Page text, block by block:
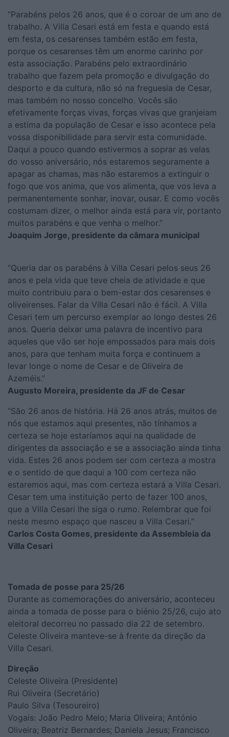
“Parabéns pelos 26 anos, que é o coroar de um ano de
trabalho. A Villa Cesari está em festa e quando está
em festa, os cesarenses também estão em festa,
porque os cesarenses têm um enorme carinho por
esta associação. Parabéns pelo extraordinário
trabalho que fazem pela promoção e divulgação do
desporto e da cultura, não só na freguesia de Cesar,
mas também no nosso concelho. Vocês são
efetivamente forças vivas, forças vivas que granjeiam
a estima da população de Cesar e isso acontece pela
vossa disponibilidade para servir esta comunidade.
Daqui a pouco quando estivermos a soprar as velas
do vosso aniversário, nós estaremos seguramente a
apagar as chamas, mas não estaremos a extinguir o
fogo que vos anima, que vos alimenta, que vos leva a
permanentemente sonhar, inovar, ousar. E como vocês
costumam dizer, o melhor ainda está para vir, portanto
muitos parabéns e que venha o melhor.”
Joaquim Jorge, presidente da câmara municipal
“Queria dar os parabéns à Villa Cesari pelos seus 26
anos e pela vida que teve cheia de atividade e que
muito contribuiu para o bem-estar dos cesarenses e
oliveirenses. Falar da Villa Cesari não é fácil. A Villa
Cesari tem um percurso exemplar ao longo destes 26
anos. Queria deixar uma palavra de incentivo para
aqueles que vão ser hoje empossados para mais dois
anos, para que tenham muita força e continuem a
levar longe o nome de Cesar e de Oliveira de
Azeméis.”
Augusto Moreira, presidente da JF de Cesar
“São 26 anos de história. Há 26 anos atrás, muitos de
nós que estamos aqui presentes, não tínhamos a
certeza se hoje estaríamos aqui na qualidade de
dirigentes da associação e se a associação ainda tinha
vida. Estes 26 anos podem ser com certeza a mostra
e o sentido de que daqui a 100 com certeza não
estaremos aqui, mas com certeza estará a Villa Cesari.
Cesar tem uma instituição perto de fazer 100 anos,
que a Villa Cesari lhe siga o rumo. Relembrar que foi
neste mesmo espaço que nasceu a Villa Cesari.”
Carlos Costa Gomes, presidente da Assembleia da
Villa Cesari
Tomada de posse para 25/26
Durante as comemorações do aniversário, aconteceu
ainda a tomada de posse para o biénio 25/26, cujo ato
eleitoral decorreu no passado dia 22 de setembro.
Celeste Oliveira manteve-se à frente da direção da
Villa Cesari.
Direção
Celeste Oliveira (Presidente)
Rui Oliveira (Secretário)
Paulo Silva (Tesoureiro)
Vogais: João Pedro Melo; Maria Oliveira; António
Oliveira; Beatriz Bernardes; Daniela Jesus; Francisco